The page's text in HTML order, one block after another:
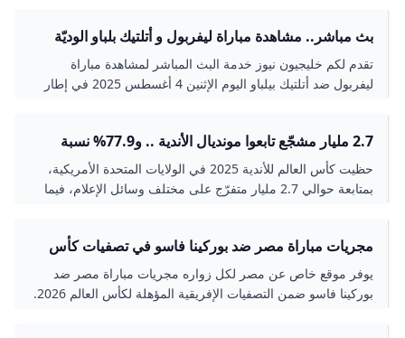
بث مباشر.. مشاهدة مباراة ليفربول و أتلتيك بلباو الوديّة
الدوليّة - خليجيون
تقدم لكم خليجيون نيوز خدمة البث المباشر لمشاهدة مباراة
ليفربول ضد أتلتيك بيلباو اليوم الإثنين 4 أغسطس 2025 في إطار
2.7 مليار مشجّع تابعوا مونديال الأندية .. و77.9% نسبة
مشاهدة الهلال ومانشستر سيتيحظيت كأس العالم للأندية 2025 في الولايات المتحدة الأمريكية،
بمتابعة حوالي 2.7 مليار متفرّج على مختلف وسائل الإعلام، فيما
وكسبت حسابات البطولة على مواقع التواصل الاجتماعي 9 ملايين
متابع جديد، كما حصدت البطولة على منصات DAZN للتواصل
الاجتماعي 10 مليارات انطباع.
مجريات مباراة مصر ضد بوركينا فاسو في تصفيات كأس
العالم
يوفر موقع خاص عن مصر لكل زواره مجريات مباراة مصر ضد
بوركينا فاسو ضمن التصفيات الإفريقية المؤهلة لكأس العالم 2026.